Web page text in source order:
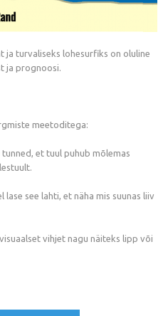
ja turvaliseks lohesurfiks on oluline
ja prognoosi.
meetoditega:
et tuul puhub mõlemas
see lahti, et näha mis suunas liiv
vihjet nagu näiteks lipp või